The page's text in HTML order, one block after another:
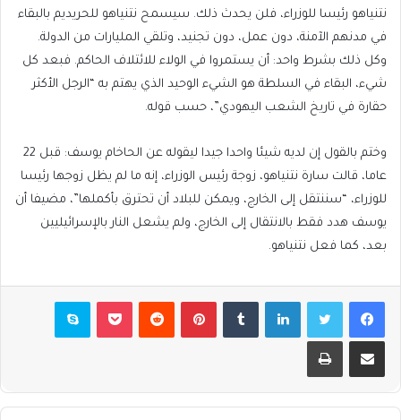
نتنياهو رئيسا للوزراء، فلن يحدث ذلك. سيسمح نتنياهو للحريديم بالبقاء
في مدنهم الآمنة، دون عمل، دون تجنيد، وتلقي المليارات من الدولة.
وكل ذلك بشرط واحد: أن يستمروا في الولاء للائتلاف الحاكم. فبعد كل
شيء، البقاء في السلطة هو الشيء الوحيد الذي يهتم به “الرجل الأكثر
حقارة في تاريخ الشعب اليهودي”، حسب قوله.
وختم بالقول إن لديه شيئا واحدا جيدا ليقوله عن الحاخام يوسف: قبل 22
عاما، قالت سارة نتنياهو، زوجة رئيس الوزراء، إنه ما لم يظل زوجها رئيسا
للوزراء، “سننتقل إلى الخارج، ويمكن للبلاد أن تحترق بأكملها”، مضيفا أن
يوسف هدد فقط بالانتقال إلى الخارج، ولم يشعل النار بالإسرائيليين
بعد، كما فعل نتنياهو.
فيسبوكتويتر لينكدإن بينتيريست بوكيت سكايب
مشاركة عبر البريد طباعة